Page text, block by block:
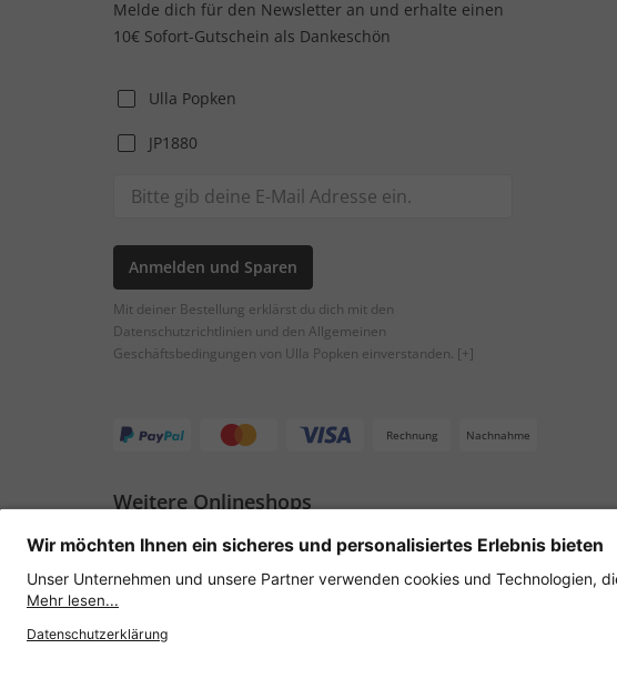
Melde dich für den Newsletter an und erhalte einen
10€ Sofort-Gutschein als Dankeschön
Ulla Popken
JP1880
Anmelden und Sparen
Mit deiner Bestellung erklärst du dich mit den
Datenschutzrichtlinien und den Allgemeinen
Geschäftsbedingungen von Ulla Popken einverstanden. [+]
Rechnung Nachnahme
Weitere Onlineshops
Österreich